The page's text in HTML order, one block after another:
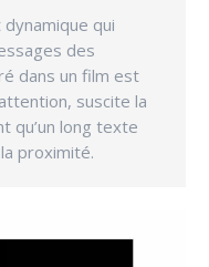
qui
des
dans un film est
suscite la
qu’un long texte
proximité.